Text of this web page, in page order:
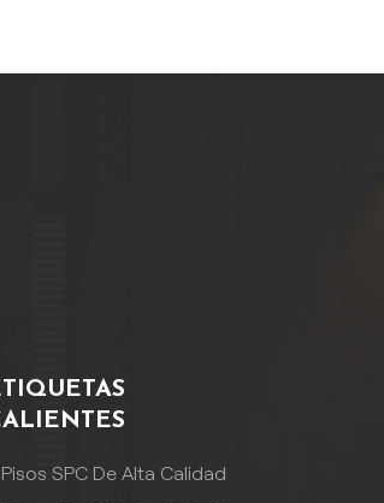
Pisos SPC De Alta Calidad